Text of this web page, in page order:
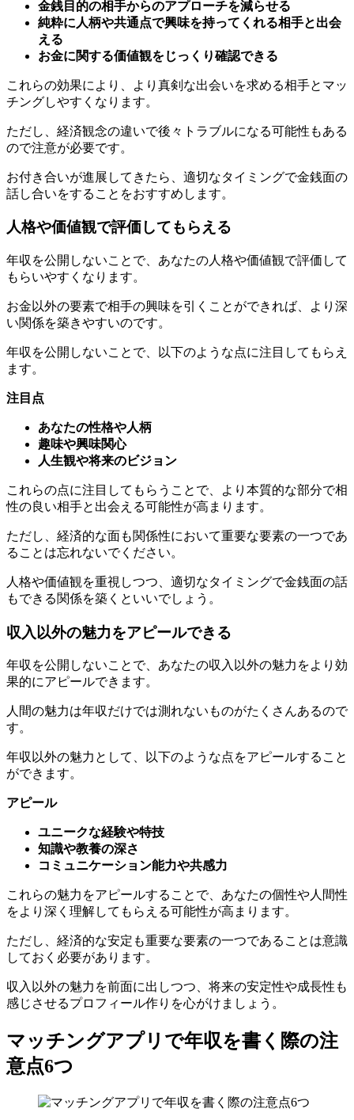
える
お金に関する価値観をじっくり確認できる
これらの効果により、より真剣な出会いを求める相手とマッ
ただし、経済観念の違いで後々トラブルになる可能性もある
お付き合いが進展してきたら、適切なタイミングで金銭面の
人格や価値観で評価してもらえる
年収を公開しないことで、あなたの人格や価値観で評価して
お金以外の要素で相手の興味を引くことができれば、より深
年収を公開しないことで、以下のような点に注目してもらえ
注目点
あなたの性格や人柄
人生観や将来のビジョン
これらの点に注目してもらうことで、より本質的な部分で相
ただし、経済的な面も関係性において重要な要素の一つであ
人格や価値観を重視しつつ、適切なタイミングで金銭面の話
収入以外の魅力をアピールできる
年収を公開しないことで、あなたの収入以外の魅力をより効
人間の魅力は年収だけでは測れないものがたくさんあるので
年収以外の魅力として、以下のような点をアピールすること
アピール
ユニークな経験や特技
コミュニケーション能力や共感力
これらの魅力をアピールすることで、あなたの個性や人間性
ただし、経済的な安定も重要な要素の一つであることは意識
収入以外の魅力を前面に出しつつ、将来の安定性や成長性も
マッチングアプリで年収を書く際の注
意点6つ
マッチングアプリで年収を書く際には、いくつかの注意点が